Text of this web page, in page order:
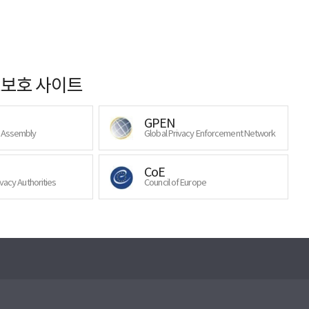
호 사이트
GPEN
Global Privacy Enforcement Network
Authorities
CoE
Council of Europe